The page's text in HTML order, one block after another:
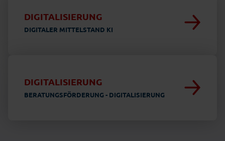
DIGITALISIERUNG
DIGITALER MITTELSTAND KI
DIGITALISIERUNG
BERATUNGSFÖRDERUNG - DIGITALISIERUNG